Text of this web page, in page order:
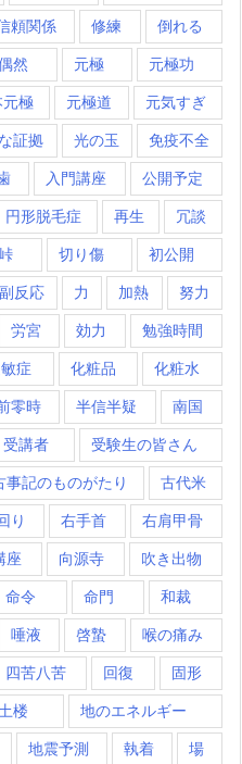
頼関係 修練 倒れる
然 元極 元極功
極 元極道 元気すぎ
証拠 光の玉 免疫不全
入門講座 公開予定
円形脱毛症 再生 冗談
切り傷 初公開
副反応 力 加熱 努力
労宮 効力 勉強時間
症 化粧品 化粧水
零時 半信半疑 南国
受講者 受験生の皆さん
事記のものがたり 古代米
り 右手首 右肩甲骨
座 向源寺 吹き出物
命令 命門 和裁
唾液 啓蟄 喉の痛み
四苦八苦 回復 固形
土楼 地のエネルギー
地震予測 執着 場